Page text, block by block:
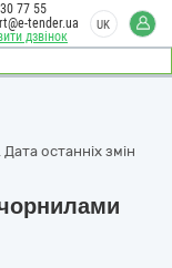
дзвінок
77 55
tender.ua
UK
останніх змін